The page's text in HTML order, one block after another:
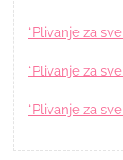
“Plivanje za
“Plivanje za
“Plivanje za